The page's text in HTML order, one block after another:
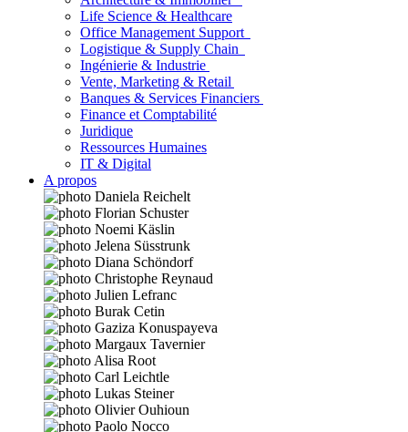
Life Science & Healthcare
Office Management Support
Logistique & Supply Chain
Ingénierie & Industrie
Vente, Marketing & Retail
Banques & Services Financiers
Finance et Comptabilité
Juridique
Ressources Humaines
IT & Digital
A propos